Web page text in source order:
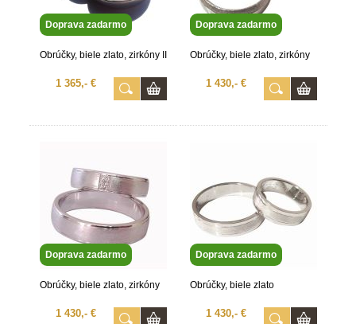
Doprava zadarmo
Obrúčky, biele zlato, zirkóny II
1 365,- €
Doprava zadarmo
Obrúčky, biele zlato, zirkóny
1 430,- €
Doprava zadarmo
Obrúčky, biele zlato, zirkóny
1 430,- €
Doprava zadarmo
Obrúčky, biele zlato
1 430,- €